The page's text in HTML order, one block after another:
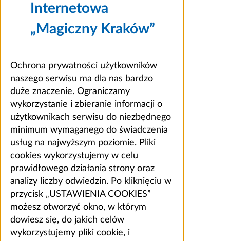
Internetowa
„Magiczny Kraków”
Ochrona prywatności użytkowników
naszego serwisu ma dla nas bardzo
duże znaczenie. Ograniczamy
wykorzystanie i zbieranie informacji o
użytkownikach serwisu do niezbędnego
minimum wymaganego do świadczenia
usług na najwyższym poziomie. Pliki
cookies wykorzystujemy w celu
prawidłowego działania strony oraz
analizy liczby odwiedzin. Po kliknięciu w
przycisk „USTAWIENIA COOKIES”
możesz otworzyć okno, w którym
dowiesz się, do jakich celów
wykorzystujemy pliki cookie, i